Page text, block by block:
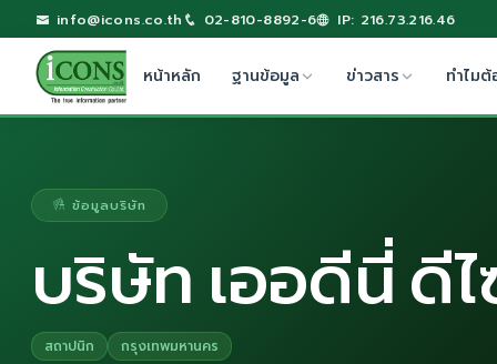
info@icons.co.th 02-810-8892-6 IP: 216.73.216.46
หน้าหลัก ฐานข้อมูล ข่าวสาร ทำไมต้
ข้อมูลบริษัท
บริษัท เออดีนี่ ดี
สถาปนิก กรุงเทพมหานคร